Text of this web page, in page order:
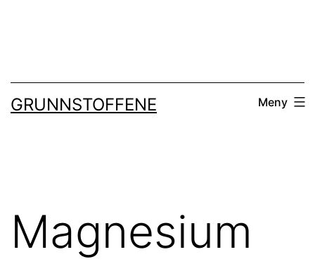
GRUNNSTOFFENE Meny
Magnesium